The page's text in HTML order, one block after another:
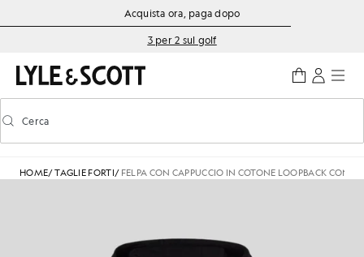
Vai al contenuto principale
Informazioni sull'accessibilitàAcquista ora, paga dopo
3 per 2 sul golf
Attiva/disattiva la ricerca predittiva
Cerca
HOME/TAGLIE FORTI/ FELPA CON CAPPUCCIO IN COTONE LOOPBACK CON